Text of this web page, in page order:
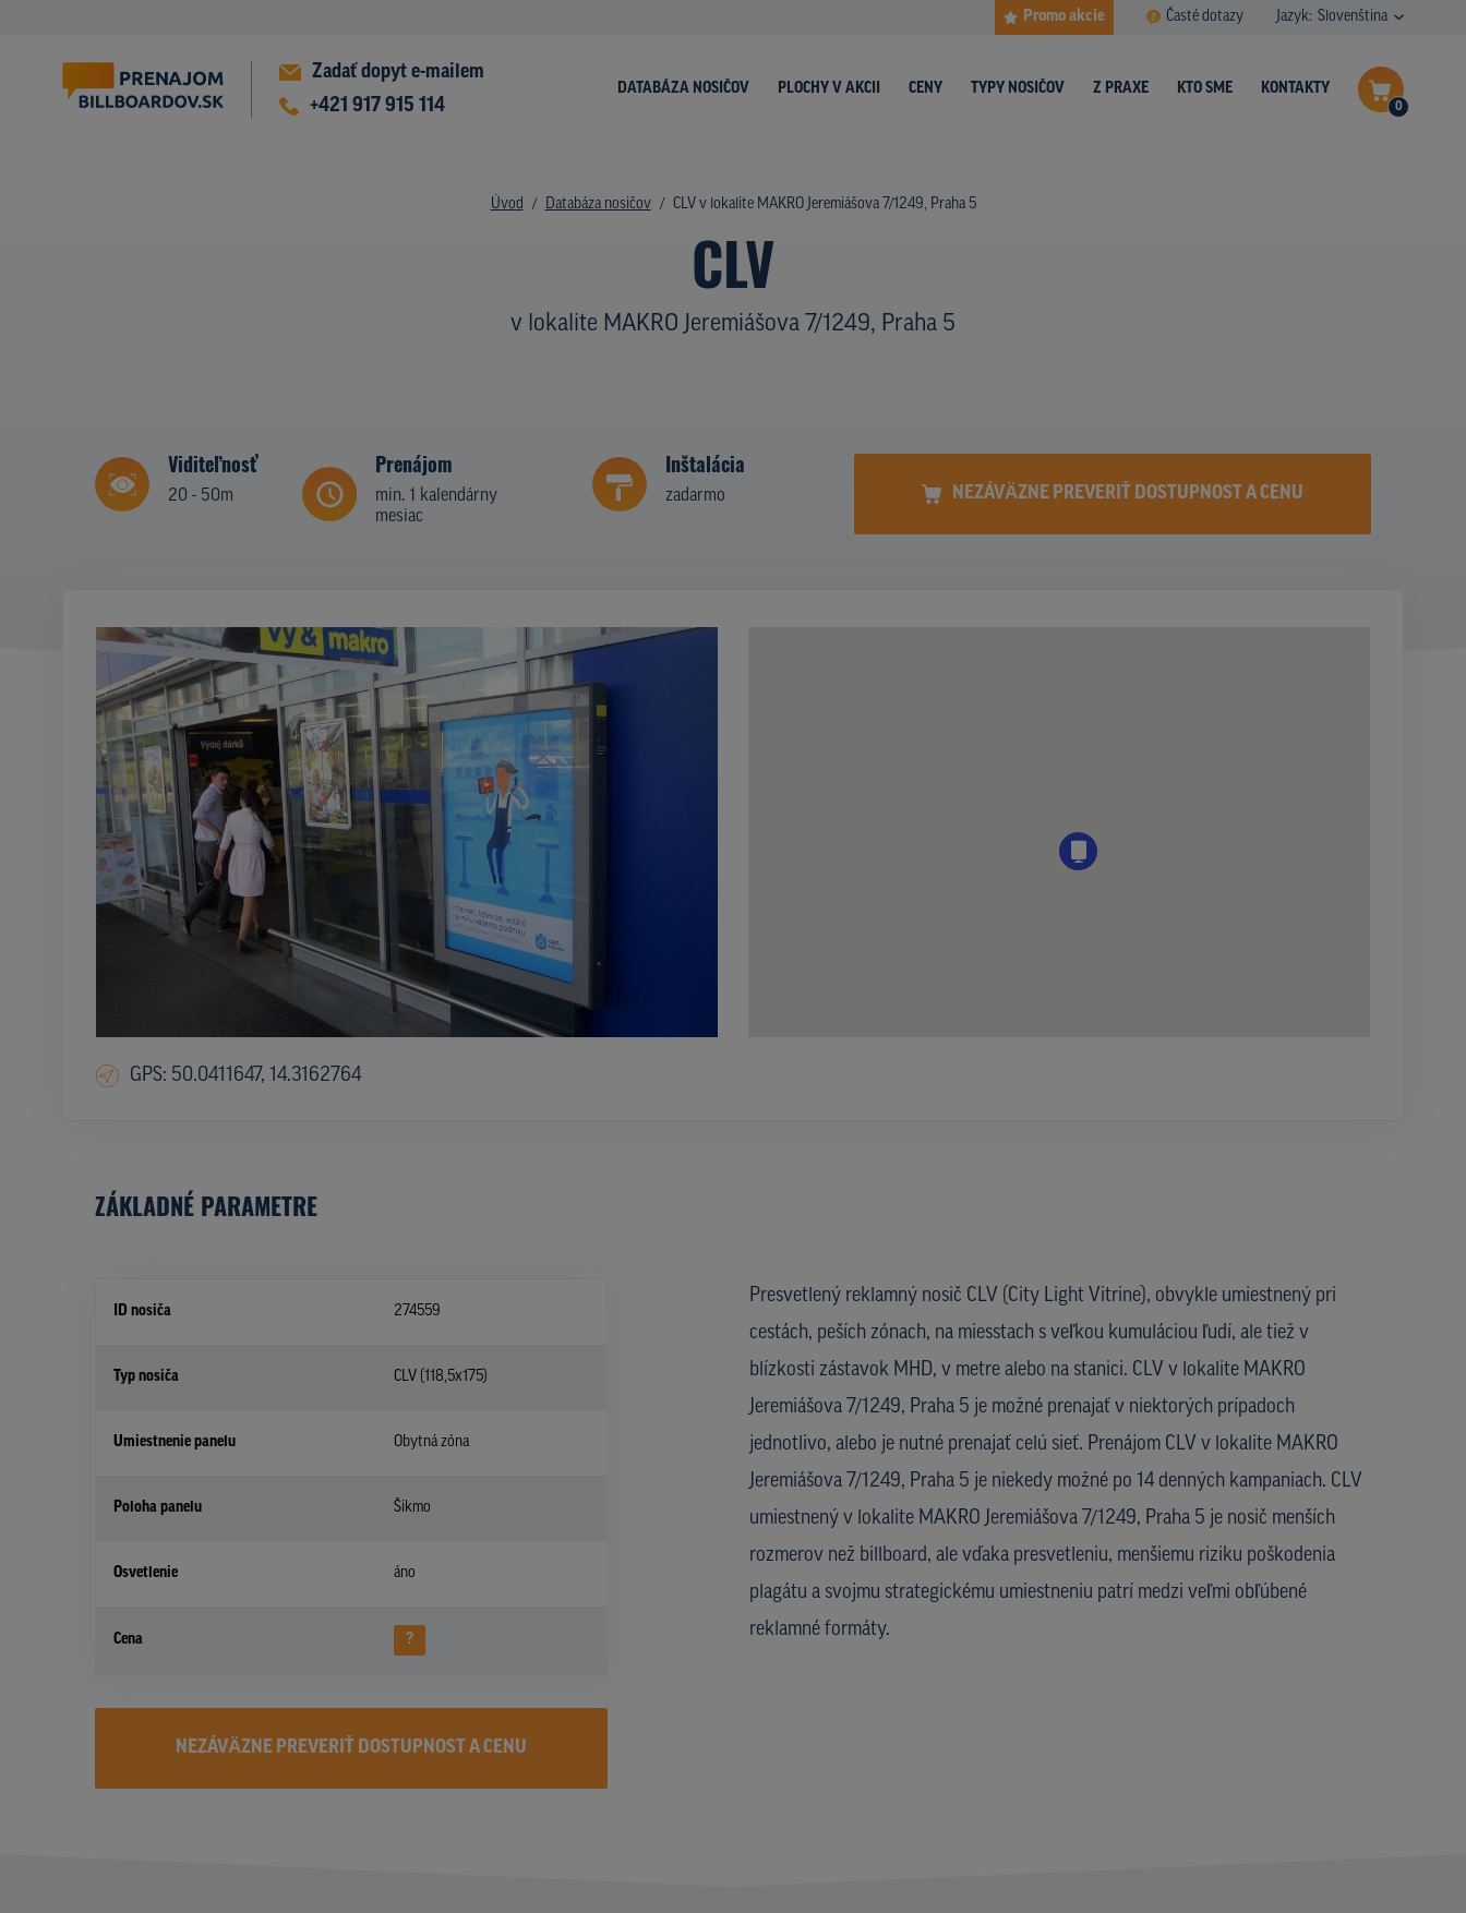
Promo akcie Časté dotazy Jazyk: Slovenština
Zadať dopyt e-mailem
+421 917 915 114
0
DATABÁZA NOSIČOV PLOCHY V AKCII CENY TYPY NOSIČOV Z PRAXE KTO SME KONTAKTY
Úvod Databáza nosičov CLV v lokalite MAKRO Jeremiášova 7/1249, Praha 5
CLV
v lokalite MAKRO Jeremiášova 7/1249, Praha 5
Viditeľnosť
20 - 50m
Prenájom
min. 1 kalendárny
mesiac
Inštalácia
zadarmo NEZÁVÄZNE PREVERIŤ DOSTUPNOST A CENU
GPS: 50.0411647, 14.3162764
ZÁKLADNÉ PARAMETRE
ID nosiča 274559
Typ nosiča CLV (118,5x175)
Umiestnenie panelu Obytná zóna
Poloha panelu Šikmo
Osvetlenie áno
Cena ?
Presvetlený reklamný nosič CLV (City Light Vitrine), obvykle umiestnený pri
cestách, peších zónach, na miesstach s veľkou kumuláciou ľudí, ale tiež v
blízkosti zástavok MHD, v metre alebo na stanici. CLV v lokalite MAKRO
Jeremiášova 7/1249, Praha 5 je možné prenajať v niektorých prípadoch
jednotlivo, alebo je nutné prenajať celú sieť. Prenájom CLV v lokalite MAKRO
Jeremiášova 7/1249, Praha 5 je niekedy možné po 14 denných kampaniach. CLV
umiestnený v lokalite MAKRO Jeremiášova 7/1249, Praha 5 je nosič menších
rozmerov než billboard, ale vďaka presvetleniu, menšiemu riziku poškodenia
plagátu a svojmu strategickému umiestneniu patrí medzi veľmi obľúbené
reklamné formáty.
NEZÁVÄZNE PREVERIŤ DOSTUPNOST A CENU